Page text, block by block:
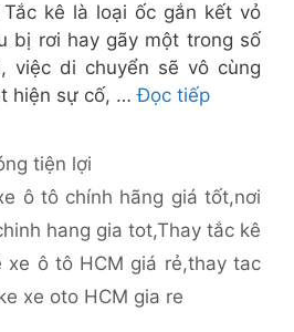
kê là loại ốc gắn kết vỏ
bị rơi hay gãy một trong số
việc di chuyển sẽ vô cùng
hiện sự cố, …Đọc tiếp
tiện lợi
ô tô chính hãng giá tốt,nơi
hang gia tot,Thay tắc kê
xe ô tô HCM giá rẻ,thay tac
xe oto HCM gia re